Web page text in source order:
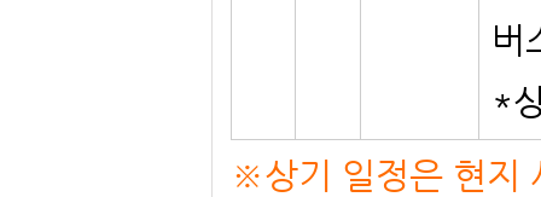
버
*
※상기 일정은 현지